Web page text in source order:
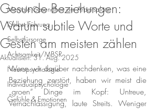
Mentale Gesundheit am Arbeitsplatz
(Selbst-)Führung
Selbstfürsorge
Achtsamkeit/MBSR
Neuropsychologie
Individualpsychologie
Gefühle & Emotionen
Gesunde Beziehungen:
Warum subtile Worte und
Gesten am meisten zählen
Aktualisiert:31. Aug. 2025
Wenn wir darüber nachdenken, was eine
Beziehung zerstört, haben wir meist die
„groen“ Dinge im Kopf: Untreue,
Vernachlässigung, laute Streits. Weniger